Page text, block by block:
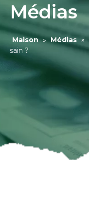
Médias
Maison » Médias »
sain ?